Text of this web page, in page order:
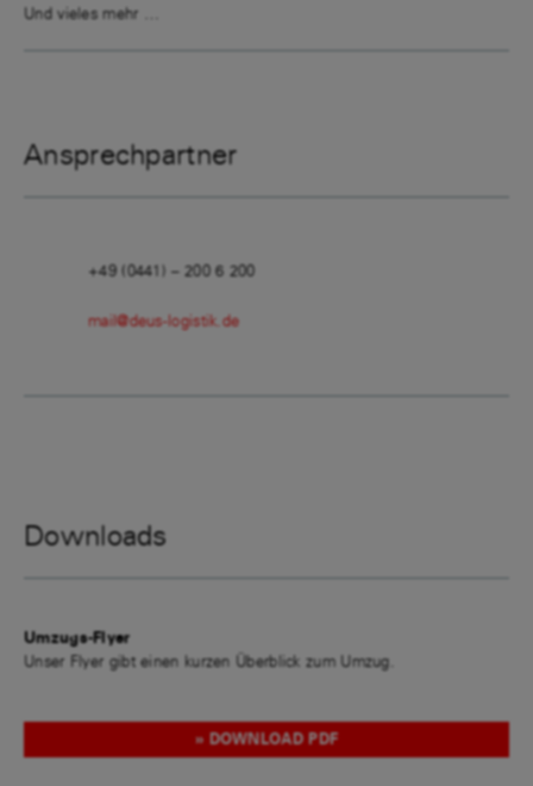
Und vieles mehr …
Ansprechpartner
+49 (0441) – 200 6 200
mail@deus-logistik.de
Downloads
Umzugs-Flyer
Unser Flyer gibt einen kurzen Überblick zum Umzug.
DOWNLOAD PDF